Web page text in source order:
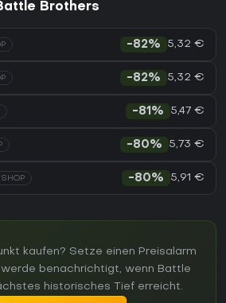
Brothers
-82% 5,32 €
-82% 5,32 €
-81% 5,47 €
-80% 5,73 €
-80% 5,91 €
kaufen? Setze einen Preisalarm
werde benachrichtigt, wenn Battle
historisches Tief erreicht.